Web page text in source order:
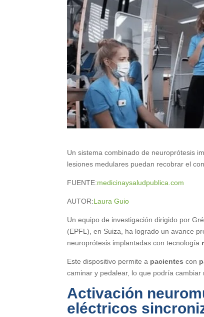
Un sistema combinado de neuroprótesis
lesiones medulares puedan recobrar el
FUENTE:medicinaysaludpublica.com
AUTOR:Laura Guio
Un equipo de investigación dirigido por
(EPFL), en Suiza, ha logrado un avance
neuroprótesis implantadas con tecnología
Este dispositivo permite a pacientes con
caminar y pedalear, lo que podría
Activación
eléctricos